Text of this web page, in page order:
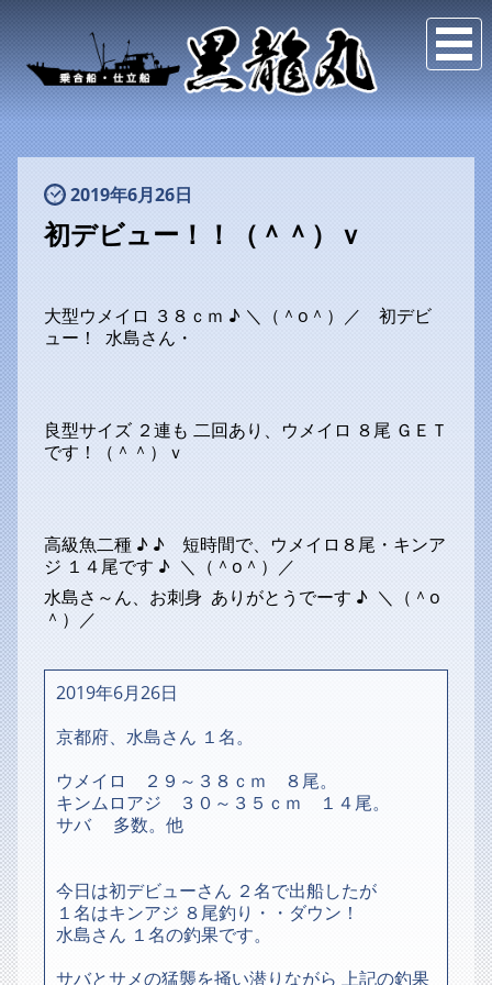
2019年6月26日
初デビュー！！（＾＾）ｖ
大型ウメイロ ３８ｃｍ ♪ ＼（＾o＾）／ 初デビ
ュー！ 水島さん・
良型サイズ ２連も 二回あり、ウメイロ ８尾 ＧＥＴ
です！（＾＾）ｖ
高級魚二種 ♪ ♪ 短時間で、ウメイロ８尾・キンア
ジ １４尾です ♪ ＼（＾o＾）／
水島さ～ん、お刺身 ありがとうでーす ♪ ＼（＾o
＾）／
2019年6月26日
京都府、水島さん １名。
ウメイロ ２９～３８ｃｍ ８尾。
キンムロアジ ３０～３５ｃｍ １４尾。
サバ 多数。他
今日は初デビューさん ２名で出船したが
１名はキンアジ ８尾釣り・・ダウン！
水島さん １名の釣果です。
サバとサメの猛襲を掻い潜りながら 上記の釣果